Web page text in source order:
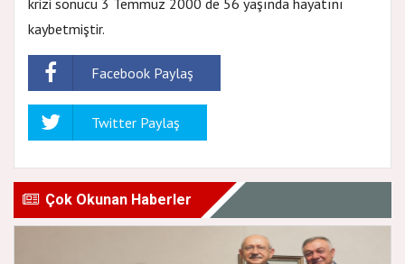
krizi sonucu 3 Temmuz 2000 de 56 yaşında hayatını
kaybetmiştir.
Facebook Paylaş
Twitter Paylaş
Çok Okunan Haberler